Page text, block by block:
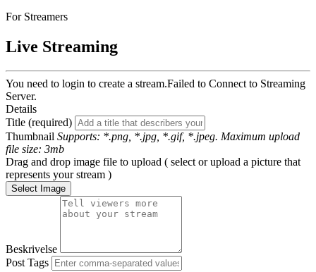
For Streamers
Live Streaming
You need to login to create a stream.Failed to Connect to Streaming
Server.
Details
Title (required)
Thumbnail Supports: *.png, *.jpg, *.gif, *.jpeg. Maximum upload
file size: 3mb
Drag and drop image file to upload ( select or upload a picture that
represents your stream )
Select Image
Beskrivelse
Post Tags